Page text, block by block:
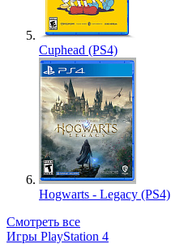
Cuphead (PS4)
Hogwarts - Legacy (PS4)
Смотреть все
Игры PlayStation 4